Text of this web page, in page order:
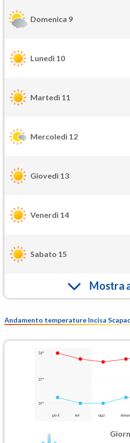
Domenica 9
Lunedì 10
Martedì 11
Mercoledì 12
Giovedì 13
Venerdì 14
Sabato 15
Mostra
Andamento temperature Incisa
36°
27°
19°
gio 6 ieri oggi